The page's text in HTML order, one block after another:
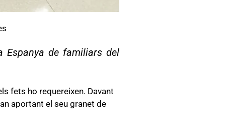
Espanya de familiars del
fets ho requereixen. Davant
aportant el seu granet de